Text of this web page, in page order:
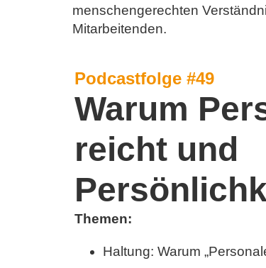
menschengerechten
Mitarbeitenden.
Podcastfolge #49
Warum
reicht und
Themen:
Haltung: Warum